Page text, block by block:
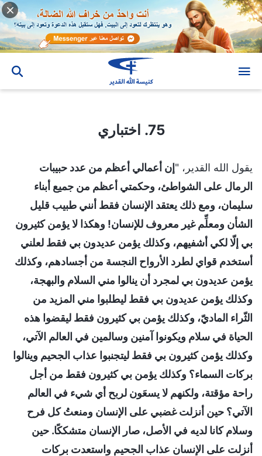
75. اختباري
يقول الله القدير، "إن أعمالي أعظم من عدد حبيبات
الرمال على الشواطئ، وحكمتي أعظم من جميع أبناء
سليمان، ومع ذلك يعتقد الإنسان فقط أنني طبيب قليل
الشأن ومعلِّم غير معروف للإنسان! وهكذا لا يؤمن كثيرون
بي إلّا لكي أشفيهم، وكذلك يؤمن عديدون بي فقط لعلني
أستخدم قواي لطرد الأرواح النجسة من أجسادهم، وكذلك
يؤمن عديدون بي لمجرد أن ينالوا مني السلام والبهجة،
وكذلك يؤمن عديدون بي فقط ليطلبوا مني المزيد من
الثّراء الماديّ، وكذلك يؤمن بي كثيرون فقط ليقضوا هذه
الحياة في سلام ويكونوا آمنين وسالمين في العالم الآتي،
وكذلك يؤمن كثيرون بي فقط ليتجنبوا عذاب الجحيم وينالوا
بركات السماء؟ وكذلك يؤمن بي كثيرون فقط من أجل
راحة مؤقتة، ولكنهم لا يسعَون لربح أي شيء في العالم
الآتي؟ حين أنزلت غضبي على الإنسان ومنعتُ كل فرح
وسلام كانا لديه في الأصل، صار الإنسان متشككًا. حين
أنزلت على الإنسان عذاب الجحيم واستعدت بركات